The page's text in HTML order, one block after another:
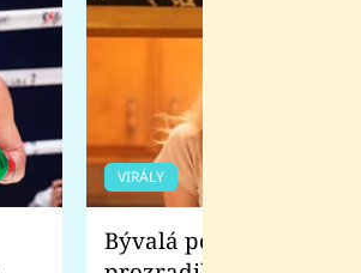
VIRÁLY
Bývalá pornoherečka